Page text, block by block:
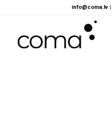
info@coma.lv|